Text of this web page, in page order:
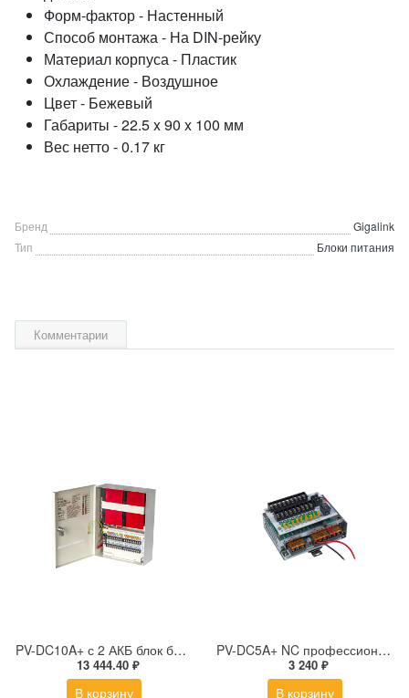
Форм-фактор - Настенный
Способ монтажа - На DIN-рейку
Материал корпуса - Пластик
Охлаждение - Воздушное
Цвет - Бежевый
Габариты - 22.5 x 90 x 100 мм
Вес нетто - 0.17 кг
Бренд
Gigalink
Тип
Блоки питания
Комментарии
PV-DC10A+ с 2 АКБ блок бесперебойного питания DC 12-14,5 В, 10 А, 18 выходов с предохранителями, 2 АКБ 7 А*ч в комплекте
13 444.40 ₽
В корзину
PV-DC5A+ NC профессиональный стабилизированный блок бесперебойного питания DC 12 В, 5 А с девятью защищенными выходами на DIN-рейку
3 240 ₽
В корзину